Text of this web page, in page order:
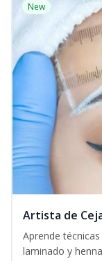
New
Artista de
Aprende
laminado y